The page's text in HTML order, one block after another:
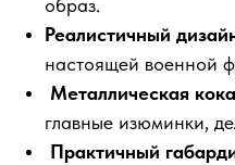
образ.
Реалистичный
настоящей военной
Металлическая
главные изюминки,
Практичный